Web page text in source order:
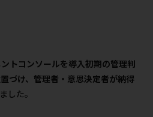
トコンソールを導入初期の管理判
づけ、管理者・意思決定者が納得
した。